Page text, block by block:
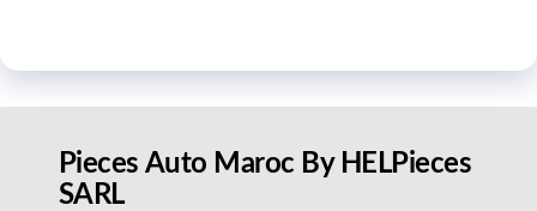
Pieces Auto Maroc By HELPieces
SARL